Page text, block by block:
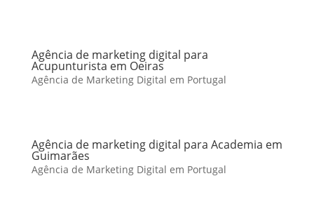
Agência de marketing digital para
Acupunturista em Oeiras
Agência de Marketing Digital em Portugal
Agência de marketing digital para Academia em
Guimarães
Agência de Marketing Digital em Portugal